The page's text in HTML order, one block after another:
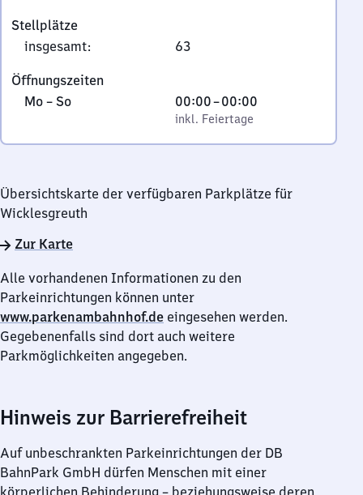
11,
9
5
8
Petersaurach
Stellplätze
insgesamt: 63
Öffnungszeiten
Montag
Sonntag
Mo – So,
00:00–00:00
Von
0
Uhr
Uhr
inkl. Feiertage
Übersichtskarte der verfügbaren Parkplätze für
Wicklesgreuth
Zur Karte
Alle vorhandenen Informationen zu den
Parkeinrichtungen können unter
www.parkenambahnhof.de eingesehen werden.
Gegebenenfalls sind dort auch weitere
Parkmöglichkeiten angegeben.
Hinweis zur Barrierefreiheit
Auf unbeschrankten Parkeinrichtungen der DB
BahnPark GmbH dürfen Menschen mit einer
körperlichen Behinderung – beziehungsweise deren